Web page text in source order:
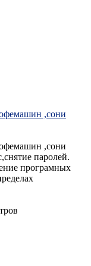
,сони
,сони
паролей.
програмных